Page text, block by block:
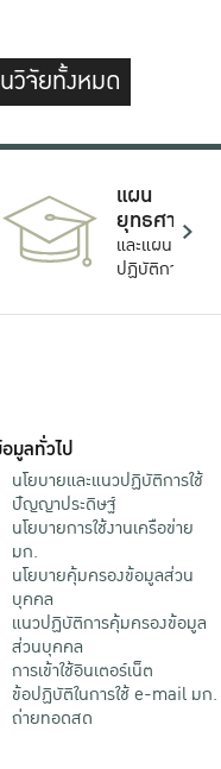
วิจัยทั้งหมด
แผน
ยุทธศาสตร์
และแผน
ปฏิบัติการ
มูลทั่วไป
นโยบายและแนวปฏิบัติการใช้
ปัญญาประดิษฐ์
นโยบายการใช้งานเครือข่าย
มก.
นโยบายคุ้มครองข้อมูลส่วน
บุคคล
แนวปฏิบัติการคุ้มครองข้อมูล
ส่วนบุคคล
การเข้าใช้อินเตอร์เน็ต
ข้อปฏิบัติในการใช้ e-mail มก.
ถ่ายทอดสด